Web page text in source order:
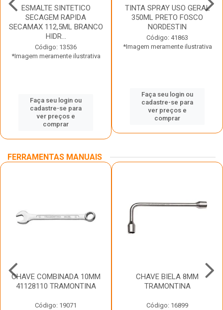
ESMALTE SINTETICO
SECAGEM RAPIDA
SECAMAX 112,5ML BRANCO
HIDR...
Código: 13536
*Imagem meramente ilustrativa
Faça seu login ou
cadastre-se para
ver preços e
comprar
TINTA SPRAY USO GERAL
350ML PRETO FOSCO
NORDESTIN
Código: 41863
*Imagem meramente ilustrativa
Faça seu login ou
cadastre-se para
ver preços e
comprar
FERRAMENTAS MANUAIS
CHAVE COMBINADA 10MM
41128110 TRAMONTINA
Código: 19071
CHAVE BIELA 8MM
TRAMONTINA
Código: 16899